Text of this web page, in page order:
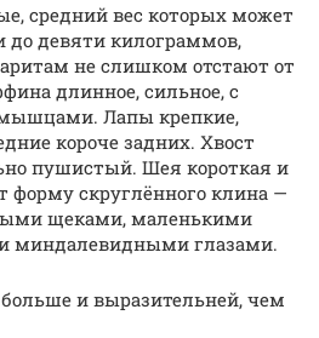
средний вес которых может
до девяти килограммов,
не слишком отстают от
длинное, сильное, с
Лапы крепкие,
короче задних. Хвост
пушистый. Шея короткая и
форму скруглённого клина —
щеками, маленькими
миндалевидными глазами.
и выразительней, чем